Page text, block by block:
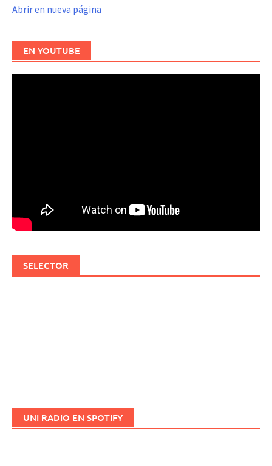
Abrir en nueva página
EN YOUTUBE
SELECTOR
UNI RADIO EN SPOTIFY